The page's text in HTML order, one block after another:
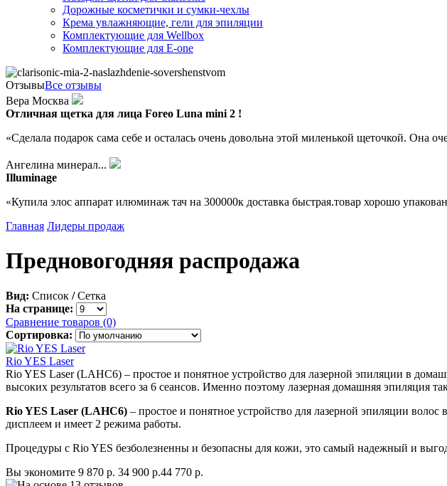
Дорожные косметички и сумки-чехлы
Крема увлажняющие, гели для эпиляции
Комплектующие для Wellbox
Комплектующие для E-one
ОтзывыВсе отзывы
Вера Москва
Отличная щетка для лица Foreo Luna mini 2 !
«Сделала подарок сама себе и осталась очень довольна этой миленькой щеточкой. Она
Ангелина минерал...
Illuminage
«Купила элос аппарат илюминаж тач на 300000к доставка быстрая.товар хорошо
Главная Лидеры продаж
Предновогодняя распродажа
Вид: Список / Сетка
На странице:
Сравнение товаров (0)
Сортировка:
Rio YES Laser
Rio YES Laser (LAHC6) – простое и понятное устройство для лазерной эпиляции в
высоких результатов всего за 6 сеансов. Именно поэтому лазерная домашняя эпиляция
Rio YES Laser (LAHC6) – простое и понятное устройство для лазерной эпиляции
дисплеем и имеет 2 режима работы.
Процедуры с Rio YES безболезненны и безопасны для кожи, это самый надежный и
Вы экономите 9 870 р. 34 900 р.44 770 р.